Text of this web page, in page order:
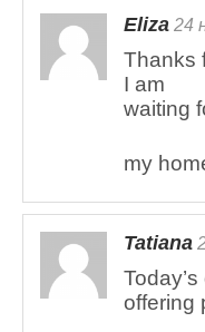
Eliza 24
Thanks
I am
waiting
my
Tatiana
offering